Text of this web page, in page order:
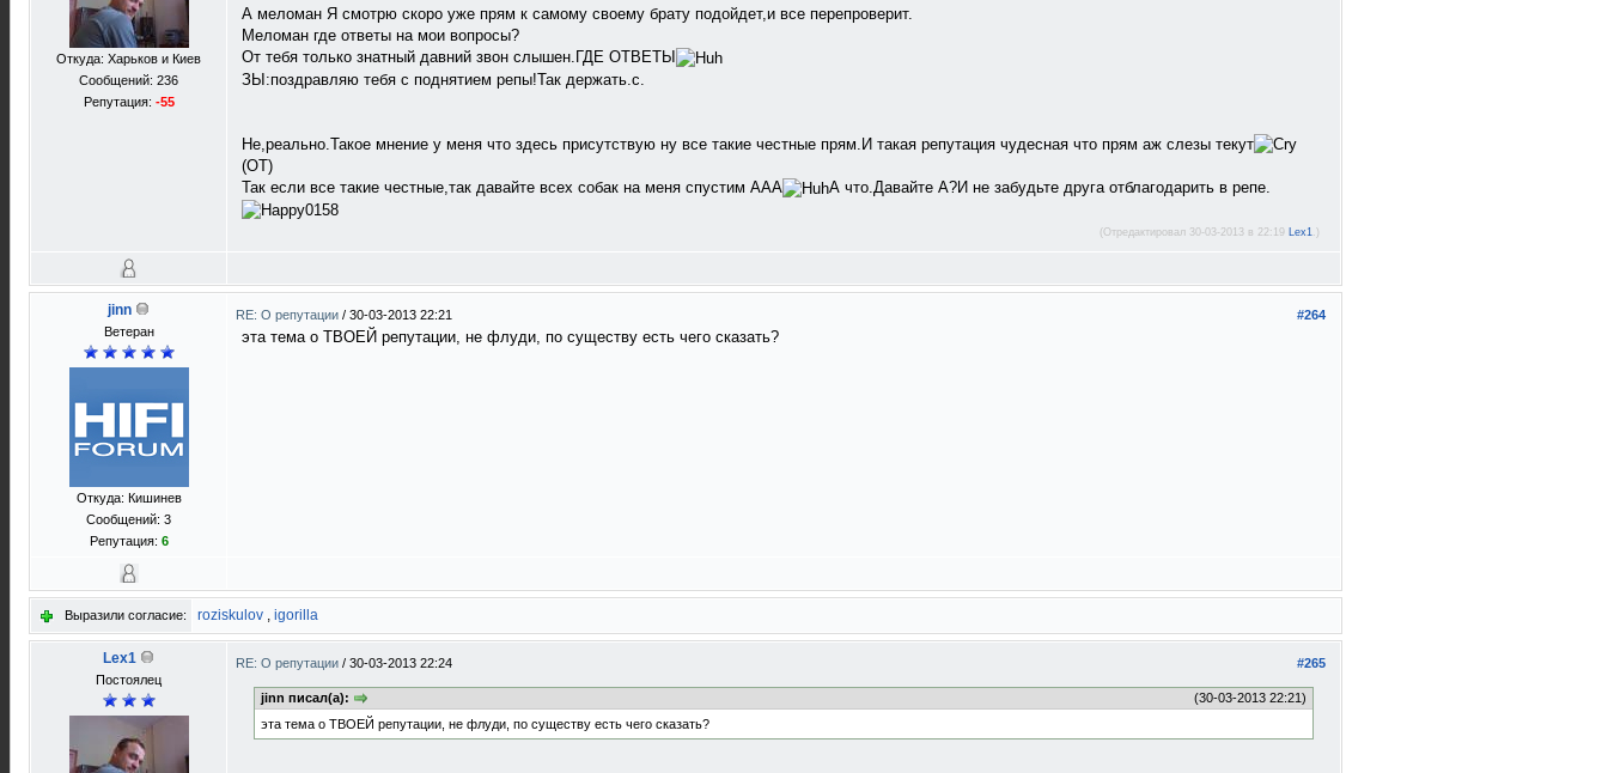
Откуда: Харьков и Киев
Сообщений: 236
Репутация: -55
А меломан Я смотрю скоро уже прям к самому своему брату подойдет,и все перепроверит.
Меломан где ответы на мои вопросы?
От тебя только знатный давний звон слышен.ГДЕ ОТВЕТЫ
ЗЫ:поздравляю тебя с поднятием репы!Так держать.с.
Не,реально.Такое мнение у меня что здесь присутствую ну все такие честные прям.И такая репутация чудесная что прям аж слезы текут
(ОТ)
Так если все такие честные,так давайте всех собак на меня спустим ААА
А что.Давайте А?И не забудьте друга отблагодарить в репе.
(Отредактировал 30-03-2013 в 22:19 Lex1 .)
jinn
Ветеран
Откуда: Кишинев
Сообщений: 3
Репутация: 6
#264
RE: О репутации / 30-03-2013 22:21
эта тема о ТВОЕЙ репутации, не флуди, по существу есть чего сказать?
Выразили согласие: roziskulov , igorilla
Lex1
Постоялец
#265
RE: О репутации / 30-03-2013 22:24
(30-03-2013 22:21)
jinn писал(а):
эта тема о ТВОЕЙ репутации, не флуди, по существу есть чего сказать?